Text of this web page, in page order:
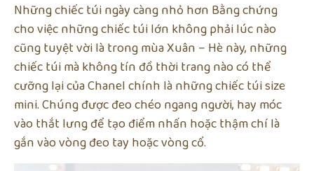
Những chiếc túi ngày càng nhỏ hơn Bằng chứng
cho việc những chiếc túi lớn không phải lúc nào
cũng tuyệt vời là trong mùa Xuân – Hè này, những
chiếc túi mà không tín đồ thời trang nào có thể
cưỡng lại của Chanel chính là những chiếc túi size
mini. Chúng được đeo chéo ngang người, hay móc
vào thắt lưng để tạo điểm nhấn hoặc thậm chí là
gắn vào vòng đeo tay hoặc vòng cổ.